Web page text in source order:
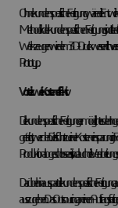
Ohne kundenspezifische Fertigung wäre die
Methodik der kundenspezifischen Fertigung sind
Werkzeugen wie dem 3D-Druck wesentlich
Prototyp.
Vorteil zwei: Kosteneffektiv
Die kundenspezifische Fertigung ermöglicht es den
getätigt werden. Dies führt zu einer Kosteneinsparung
Produktion abgeschlossen ist, sind auch die
Darüber hinaus spart die kundenspezifische
auszugeben. Das Outsourcing an einen